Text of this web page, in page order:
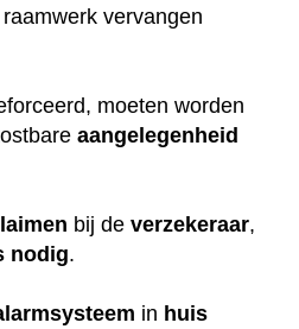
vervangen
moeten worden
aangelegenheid
bij de verzekeraar,
nodig.
in huis